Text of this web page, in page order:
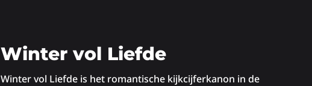
Winter vol Liefde
Winter vol Liefde is het romantische kijkcijferkanon in de